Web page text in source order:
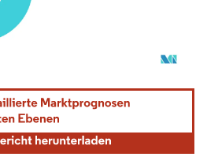
erfordert Namensnennung gemäß